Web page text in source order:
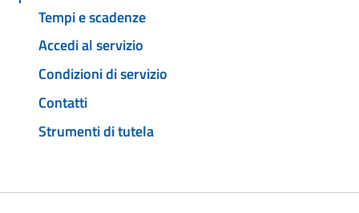
Tempi e scadenze
Accedi al servizio
Condizioni di servizio
Contatti
Strumenti di tutela